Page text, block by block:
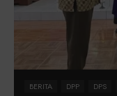
BERITA DPP DPS